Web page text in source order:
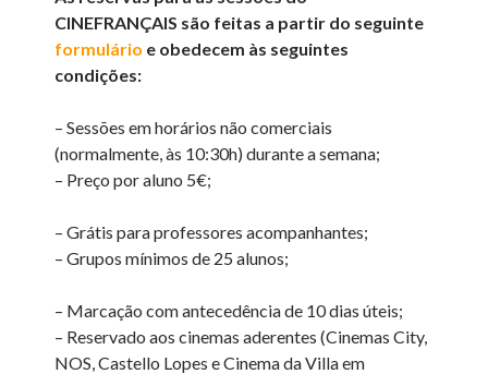
CINEFRANÇAIS são feitas a partir do seguinte
formulário e obedecem às seguintes
condições:
– Sessões em horários não comerciais
(normalmente, às 10:30h) durante a semana;
– Preço por aluno 5€;
– Grátis para professores acompanhantes;
– Grupos mínimos de 25 alunos;
– Marcação com antecedência de 10 dias úteis;
– Reservado aos cinemas aderentes (Cinemas City,
NOS, Castello Lopes e Cinema da Villa em